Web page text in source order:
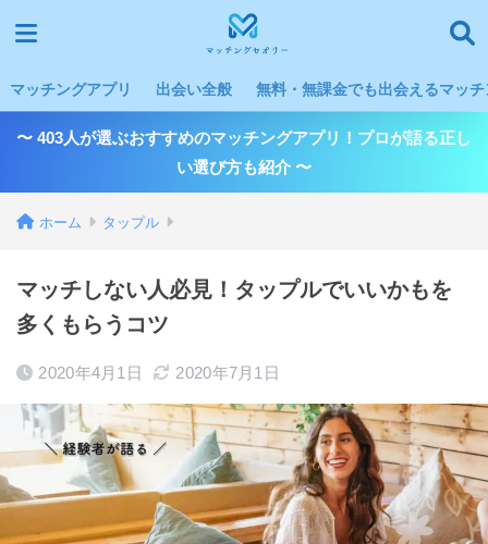
マッチングアプリ 出会い全般 無料・無課金でも出会えるマッ
〜 403人が選ぶおすすめのマッチングアプリ！プロが語る正し
い選び方も紹介 〜
ホーム タップル
マッチしない人必見！タップルでいいかもを
多くもらうコツ
2020年4月1日 2020年7月1日